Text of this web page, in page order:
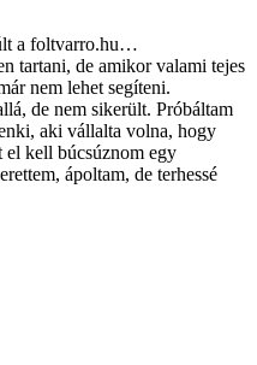
a foltvarro.hu…
tartani, de amikor valami tejes
nem lehet segíteni.
de nem sikerült. Próbáltam
aki vállalta volna, hogy
kell búcsúznom egy
ápoltam, de terhessé